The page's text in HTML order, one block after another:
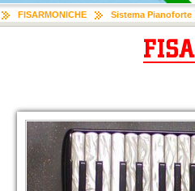
FISARMONICHE Sistema Pianoforte